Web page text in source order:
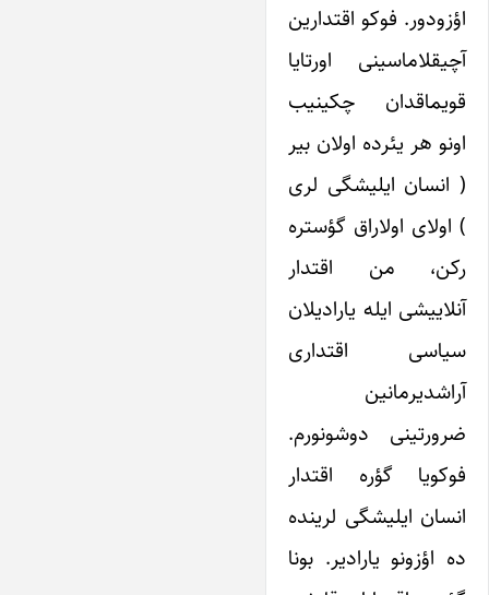
اؤزودور. فوکو اقتدارین
آچیقلاماسینی اورتایا
قویماقدان چکینیب
اونو هر یئرده اولان بیر
( انسان ایلیشگی لری
) اولای اولاراق گؤستره
رکن، من اقتدار
آنلاییشی ایله یارادیلان
سیاسی اقتداری
آراشدیرمانین
ضرورتینی دوشونورم.
فوکویا گؤره اقتدار
انسان ایلیشگی لرینده
ده اؤزونو یارادیر. بونا